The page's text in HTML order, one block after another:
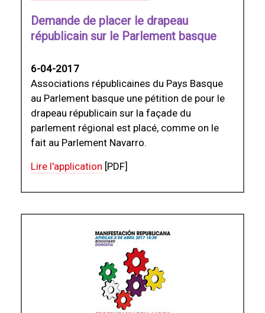
Demande de placer le drapeau
républicain sur le Parlement basque
6-04-2017
Associations républicaines du Pays Basque
au Parlement basque une pétition de pour le
drapeau républicain sur la façade du
parlement régional est placé, comme on le
fait au Parlement Navarro.
Lire l'application [PDF]